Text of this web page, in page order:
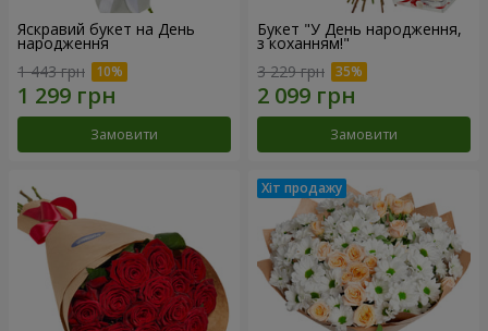
Яскравий букет на День
народження
1 443 грн
Замовити
Букет "У День народження,
з коханням!"
3 229 грн
Замовити